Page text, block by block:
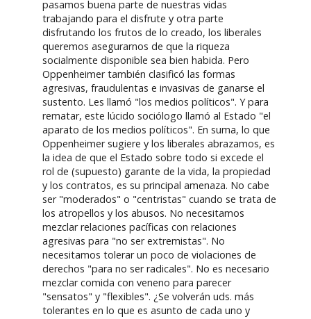
pasamos buena parte de nuestras vidas
trabajando para el disfrute y otra parte
disfrutando los frutos de lo creado, los liberales
queremos asegurarnos de que la riqueza
socialmente disponible sea bien habida. Pero
Oppenheimer también clasificó las formas
agresivas, fraudulentas e invasivas de ganarse el
sustento. Les llamó "los medios políticos". Y para
rematar, este lúcido sociólogo llamó al Estado "el
aparato de los medios políticos". En suma, lo que
Oppenheimer sugiere y los liberales abrazamos, es
la idea de que el Estado sobre todo si excede el
rol de (supuesto) garante de la vida, la propiedad
y los contratos, es su principal amenaza. No cabe
ser "moderados" o "centristas" cuando se trata de
los atropellos y los abusos. No necesitamos
mezclar relaciones pacíficas con relaciones
agresivas para "no ser extremistas". No
necesitamos tolerar un poco de violaciones de
derechos "para no ser radicales". No es necesario
mezclar comida con veneno para parecer
"sensatos" y "flexibles". ¿Se volverán uds. más
tolerantes en lo que es asunto de cada uno y